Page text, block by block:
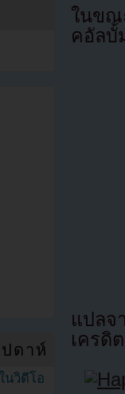
ในขณ
คอัลบั้
แปล
เครดิ
ดาห์
นวิดีโอ